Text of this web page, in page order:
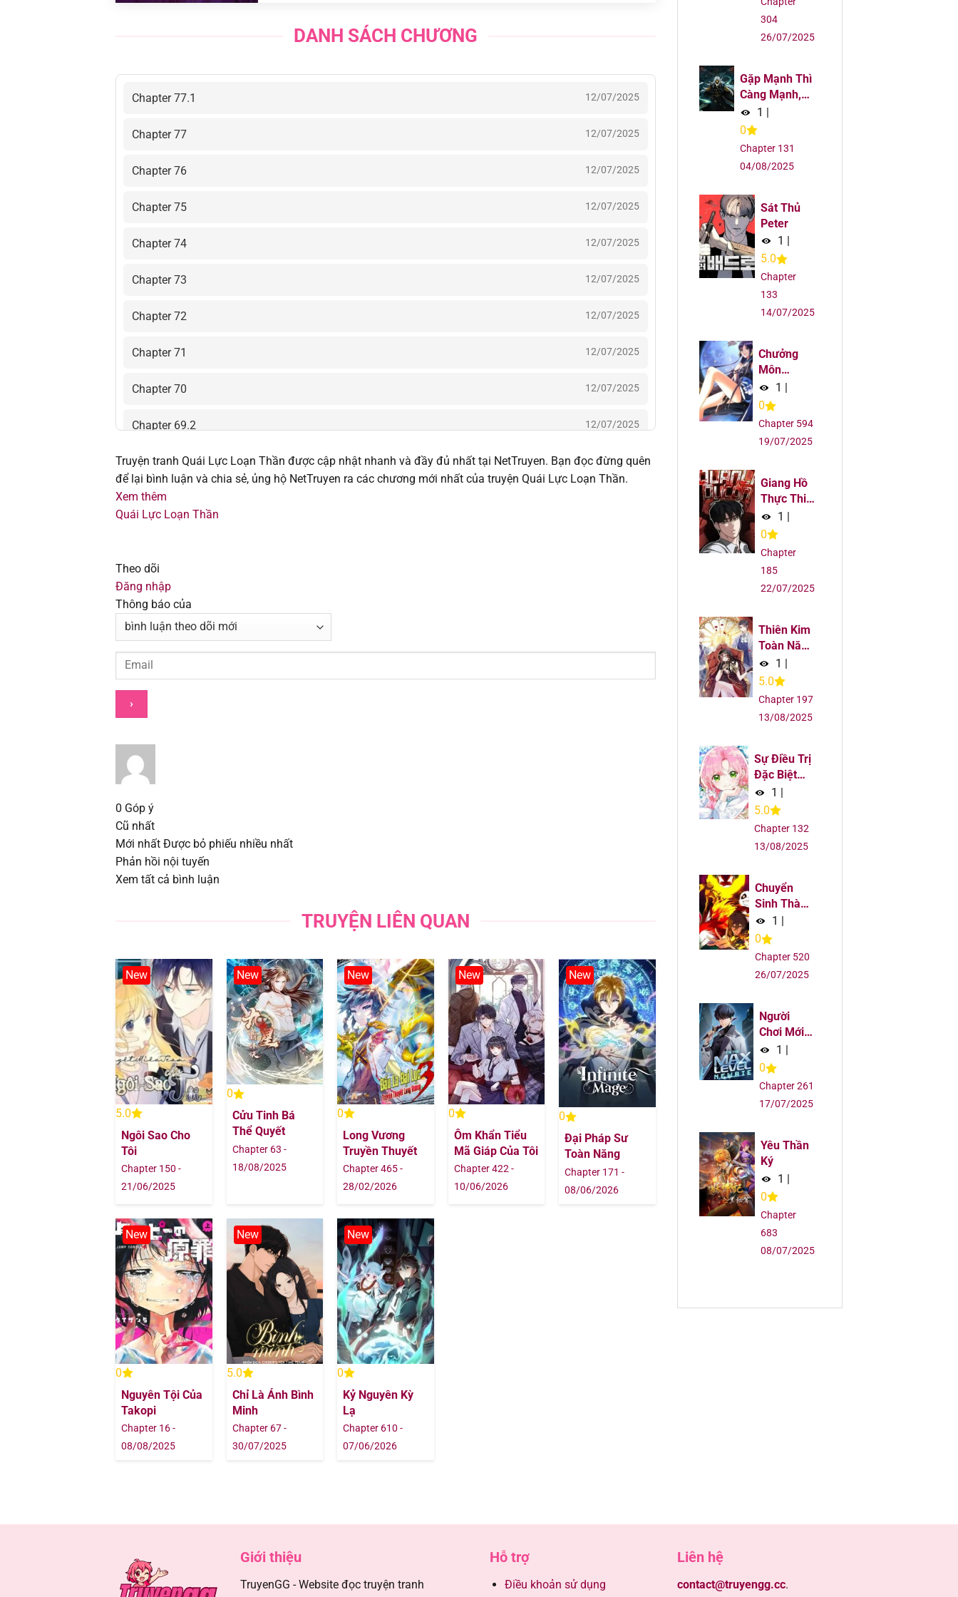
DANH SÁCH CHƯƠNG
Chapter 77.1 12/07/2025
Chapter 77 12/07/2025
Chapter 76 12/07/2025
Chapter 75 12/07/2025
Chapter 74 12/07/2025
Chapter 73 12/07/2025
Chapter 72 12/07/2025
Chapter 71 12/07/2025
Chapter 70 12/07/2025
Chapter 69.2 12/07/2025
Chapter 69 12/07/2025
Chapter 68
Chapter 67.4
Chapter 67.3
Chapter 67.2
Chapter 67.1 12/07/2025
Chapter 67
Chapter 66
Chapter 65
Chapter 64
Chapter 63
Chapter 60 12/07/2025
Chapter 59 12/07/2025
Chapter 58 12/07/2025
Chapter 57 12/07/2025
Chapter 56
Chapter 55 12/07/2025
Chapter 54 12/07/2025
Chapter 53
Chapter 52
Chapter 51
Chapter 50
Chapter 49
Chapter 48
Chapter 47
Chapter 43 12/07/2025
Truyện tranh Quái Lực Loạn Thần được cập nhật nhanh và đầy đủ nhất tại NetTruyen. Bạn đọc đừng quên
để lại bình luận và chia sẻ, ủng hộ NetTruyen ra các chương mới nhất của truyện Quái Lực Loạn Thần.
Xem thêm
Quái Lực Loạn Thần
Theo dõi
Đăng nhập
Thông báo của
0 Góp ý
Cũ nhất
Mới nhất Được bỏ phiếu nhiều nhất
Phản hồi nội tuyến
Xem tất cả bình luận
TRUYỆN LIÊN QUAN
New
5.0
Ngôi Sao Cho
Tôi
Chapter 150 -
21/06/2025
New
0
Cửu Tinh Bá
Thể Quyết
Chapter 63 -
18/08/2025
New
0
Long Vương
Truyền Thuyết
Chapter 465 -
28/02/2026
New
0
Ôm Khẩn Tiểu
Mã Giáp Của Tôi
Chapter 422 -
10/06/2026
New
0
Đại Pháp Sư
Toàn Năng
Chapter 171 -
08/06/2026
New
0
Nguyên Tội Của
Takopi
Chapter 16 -
08/08/2025
New
5.0
Chỉ Là Ánh Bình
Minh
Chapter 67 -
30/07/2025
New
0
Kỷ Nguyên Kỳ
Lạ
Chapter 610 -
07/06/2026
304
26/07/2025
Gặp Mạnh Thì
Càng Mạnh,
Tu Vi Của Ta
Không Giới
Hạn
1 |
0
Chapter 131
04/08/2025
Sát Thủ
Peter
1
5.0
Chapter
133
14/07/2025
Chưởng
Môn
Khiêm Tốn
Chút
1 |
0
Chapter 594
19/07/2025
Giang Hồ
Thực Thi
Công Lý
1 |
0
Chapter
185
22/07/2025
Thiên Kim
Toàn Năng
Đại Tài
1 |
5.0
Chapter 197
13/08/2025
Sự Điều Trị
Đặc Biệt
Của Tinh
Linh
1 |
5.0
Chapter 132
13/08/2025
Chuyển
Sinh Thành
Liễu Đột
Biến
1
0
Chapter 520
26/07/2025
Người
Chơi Mới
Cấp Tối
Đa
1 |
0
Chapter 261
17/07/2025
Yêu Thần
Ký
1 |
0
Chapter
683
08/07/2025
Giới thiệu
TruyenGG - Website đọc truyện tranh
Hỗ trợ
Điều khoản sử dụng
Liên hệ
contact@truyengg.cc.